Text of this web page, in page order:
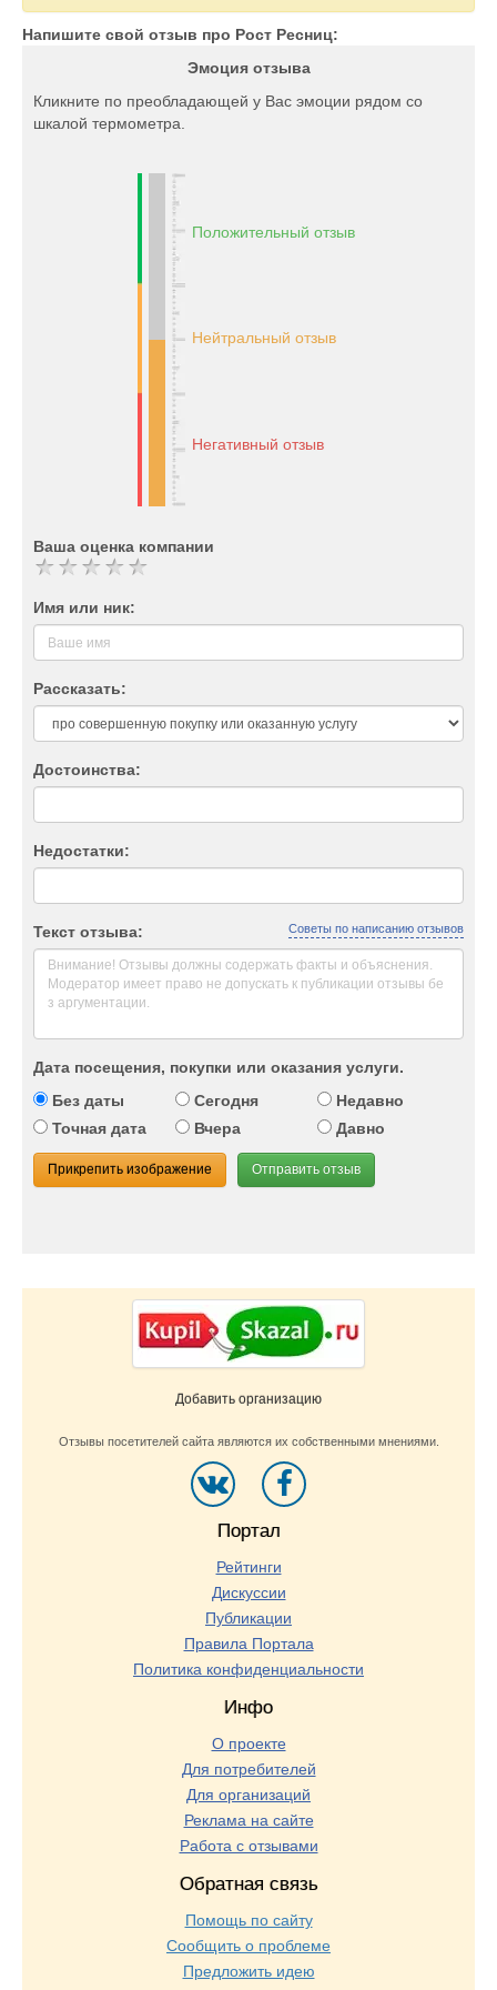
Напишите свой отзыв про Рост Ресниц:
Эмоция отзыва
Кликните по преобладающей у Вас эмоции рядом со
шкалой термометра.
Положительный отзыв
Нейтральный отзыв
Негативный отзыв
Ваша оценка компании
Имя или ник:
Рассказать:
Достоинства:
Недостатки:
Текст отзыва: Советы по написанию отзывов
Дата посещения, покупки или оказания услуги.
Без даты
Сегодня
Недавно
Точная дата
Вчера Давно
Прикрепить изображение Отправить отзыв
Добавить организацию
Отзывы посетителей сайта являются их собственными мнениями.
Портал
Рейтинги
Дискуссии
Публикации
Правила Портала
Политика конфиденциальности
Инфо
О проекте
Для потребителей
Для организаций
Реклама на сайте
Работа с отзывами
Обратная связь
Помощь по сайту
Сообщить о проблеме
Предложить идею